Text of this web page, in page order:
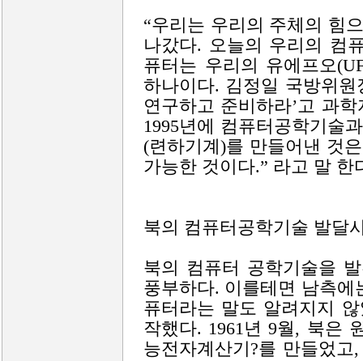
“우리는 우리의 주체의 힘
나갔다. 오늘의 우리의 컴
퓨터는 우리의 유에프오
하나이다. 김정일 국방위
연구하고 준비하라’고 과
1995년에 컴퓨터공학기술
(련하기계)를 만들어낸 것
가능한 것이다.” 라고 말 한
북의 컴퓨터공학기술 발달
북의 컴퓨터 공학기술을
풍부하다. 이를테면 남측
퓨터라는 말도 알려지지
작했다. 1961년 9월, 북은
능전자계산기?를 만들었